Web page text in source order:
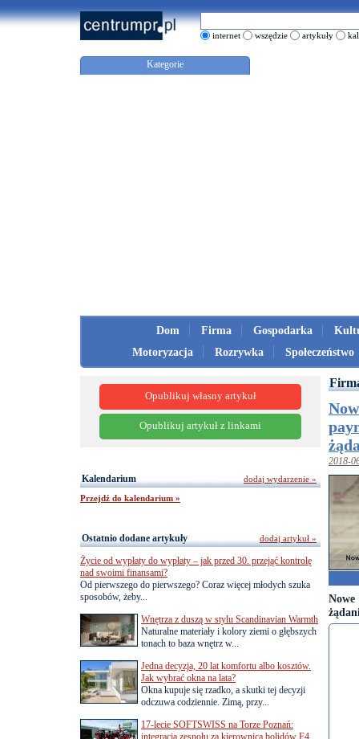
internet wszędzie artykuły
Kategorie
Dom Firma Gospodarka
Motoryzacja
Rozrywka Społeczeństwo
2018-
Opublikuj własny artykuł
Opublikuj artykuł z linkami
Kalendarium
Przejdź do kalendarium »
dodaj wydarzenie »
Ostatnio dodane artykuły
Życie od wypłaty do wypłaty – jak przed 30. przejąć kontrolę
nad swoimi finansami?
Od pierwszego do pierwszego? Coraz więcej młodych szuka
sposobów, żeby...
Wnętrza z duszą w stylu Scandinavian Warmth
Naturalne materiały i kolory ziemi o głębszych
tonach to baza wnętrz w...
Jedna decyzja, 20 lat komfortu albo kosztów.
Jak wybrać okna na lata?
Okna kupuje się rzadko, a skutki tej decyzji
odczuwa codziennie. Zimą, przy...
17-lecie SOFTSWISS na Torze Poznań:
integracja zespołu za kierownicą bolidów F4
dodaj artykuł »